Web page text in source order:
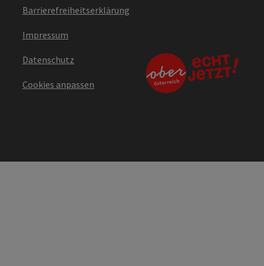
Barrierefreiheitserklärung
Impressum
Datenschutz
Cookies anpassen